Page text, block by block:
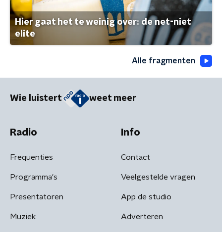
Hier gaat het te weinig over: de net-niet
elite
Alle fragmenten
Wie luistert weet meer
Radio
Frequenties
Programma's
Presentatoren
Muziek
Info
Contact
Veelgestelde vragen
App de studio
Adverteren